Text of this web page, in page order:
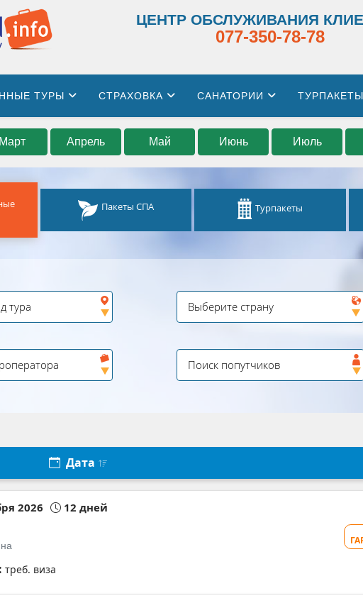
ЦЕНТР ОБСЛУЖИВАНИЯ
077-350-78-78
ТУРЫ СТРАХОВКА САНАТОРИИ ТУРПАКЕТЫ
Март Апрель Май Июнь Июль
Пакеты СПА Турпакеты
Дата
2026 12 дней
треб. виза